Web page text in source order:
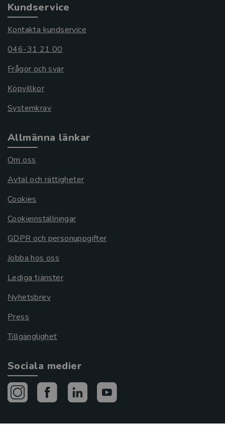
Kundservice
Kontakta kundservice
046-31 21 00
Frågor och svar
Köpvillkor
Systemkrav
Allmänna länkar
Om oss
Avtal och rättigheter
Cookies
Cookieinställningar
GDPR och personuppgifter
Jobba hos oss
Lediga tjänster
Nyhetsbrev
Press
Tillgänglighet
Sociala medier